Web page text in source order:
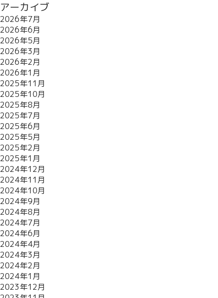
アーカイブ
2026年7月
2026年6月
2026年5月
2026年3月
2026年2月
2026年1月
2025年11月
2025年10月
2025年8月
2025年7月
2025年6月
2025年5月
2025年2月
2025年1月
2024年12月
2024年11月
2024年10月
2024年9月
2024年8月
2024年7月
2024年6月
2024年4月
2024年3月
2024年2月
2024年1月
2023年12月